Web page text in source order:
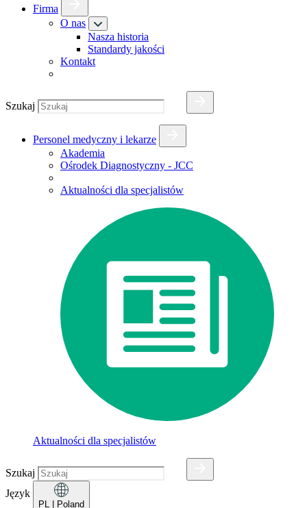
Firma
O nas
Nasza historia
Standardy jakości
Kontakt
Szukaj
Personel medyczny i lekarze
Akademia
Ośrodek Diagnostyczny - JCC
Aktualności dla specjalistów
Aktualności dla specjalistów
Szukaj
Język
PL | Poland